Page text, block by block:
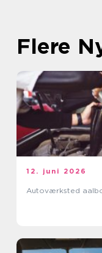
Flere
12. juni 2026
Autoværksted